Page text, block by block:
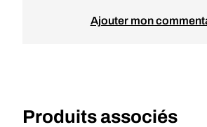
Ajouter mon
Produits associés